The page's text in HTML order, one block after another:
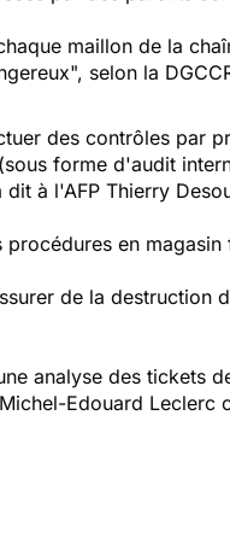
maillon de la
selon la
des contrôles par
forme d'audit
à l'AFP Thierry
en magasin
de la destruction
analyse des tickets
Edouard Leclerc